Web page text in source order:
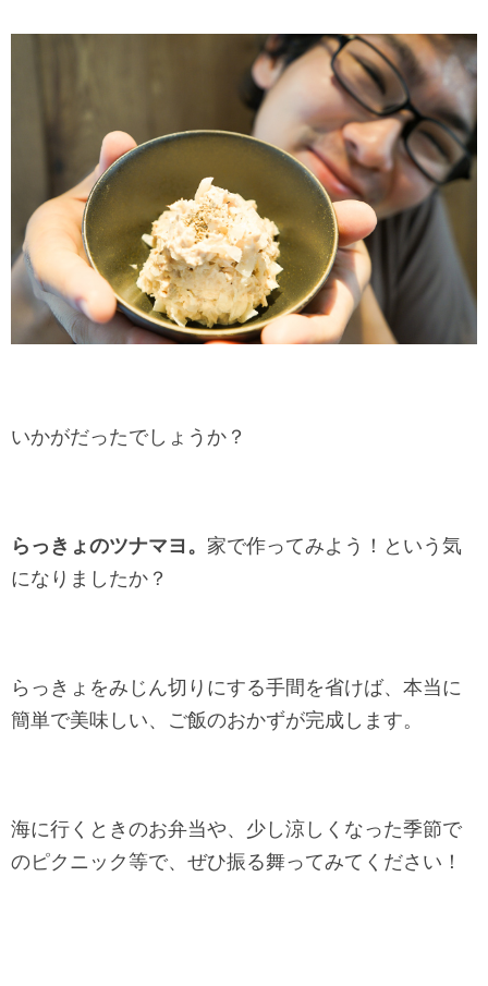
いかがだったでしょうか？
らっきょのツナマヨ。 家で作ってみよう！という気
になりましたか？
らっきょをみじん切りにする手間を省けば、本当に
簡単で美味しい、ご飯のおかずが完成します。
海に行くときのお弁当や、少し涼しくなった季節で
のピクニック等で、ぜひ振る舞ってみてください！